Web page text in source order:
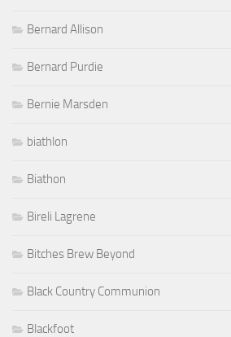
Bernard Allison
Bernard Purdie
Bernie Marsden
biathlon
Biathon
Bireli Lagrene
Bitches Brew Beyond
Black Country Communion
Blackfoot